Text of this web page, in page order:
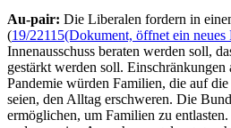
Au-pair: Die Liberalen fordern in
(19/22115(Dokument, öffnet ein neues
Innenausschuss beraten werden soll,
gestärkt werden soll.
Pandemie würden Familien, die auf
seien, den Alltag erschweren. Die
ermöglichen, um Familien zu